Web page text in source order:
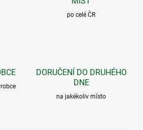
po celé ČR
DORUČENÍ DO DRUHÉHO
DNE
na jakékoliv místo